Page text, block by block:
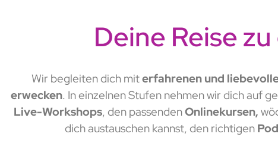
Deine Reise zu
Wir begleiten dich miterfahrenen und
erwecken. In einzelnen Stufen nehmen wir dich auf
Live-Workshops, den passendenOnlinekursen,
dich austauschen kannst, den richtigen